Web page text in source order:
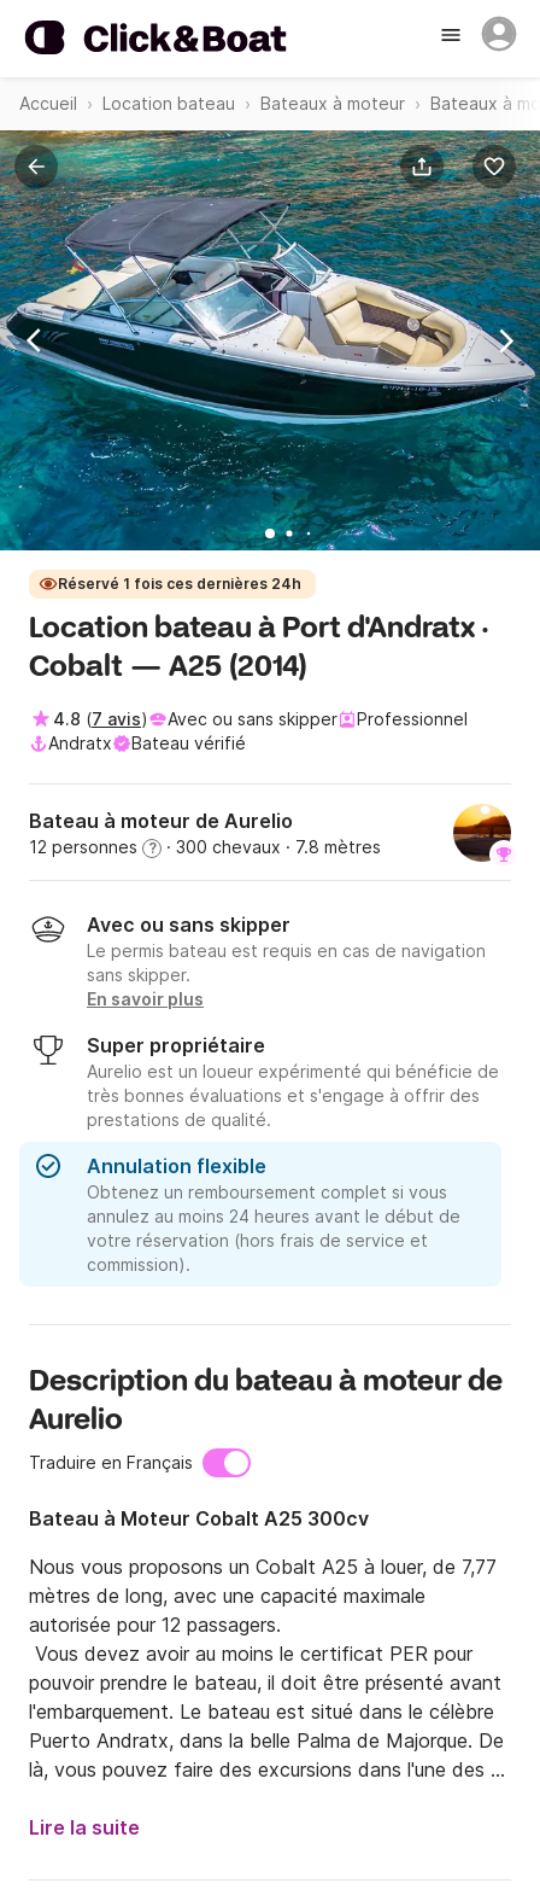
Accueil Location bateau Bateaux à moteur Bateaux à
Réservé 1 fois ces dernières 24h
Location bateau à Port d'Andratx ·
Cobalt — A25 (2014)
4.8 (7 avis) Avec ou sans skipper
Professionnel
Andratx
Bateau vérifié
Bateau à moteur de Aurelio
12 personnes ? · 300 chevaux · 7.8 mètres
Avec ou sans skipper
Le permis bateau est requis en cas de navigation
sans skipper.
En savoir plus
Super propriétaire
Aurelio est un loueur expérimenté qui bénéficie de
très bonnes évaluations et s'engage à offrir des
prestations de qualité.
Annulation flexible
Obtenez un remboursement complet si vous
annulez au moins 24 heures avant le début de
votre réservation (hors frais de service et
commission).
Description du bateau à moteur de
Aurelio
Traduire en Français
Bateau à Moteur Cobalt A25 300cv
Nous vous proposons un Cobalt A25 à louer, de 7,77
mètres de long, avec une capacité maximale
autorisée pour 12 passagers.
Vous devez avoir au moins le certificat PER pour
pouvoir prendre le bateau, il doit être présenté avant
l'embarquement. Le bateau est situé dans le célèbre
Puerto Andratx, dans la belle Palma de Majorque. De
là, vous pouvez faire des excursions dans l'une des
minutes du port d'amarrage. Le bateau dispose d'un
type de navigation. À bord est inclus: auvent bimini
Lire la suite